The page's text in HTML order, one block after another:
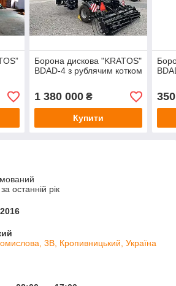
Борона дискова "KRATOS"
BDAD-4 з рублячим котком
1 380 000₴
Купити
останній рік
3В, Кропивницький, Україна